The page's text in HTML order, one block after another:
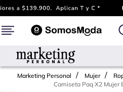
Marketing Personal Mujer
Camiseta Paq X2 Mujer